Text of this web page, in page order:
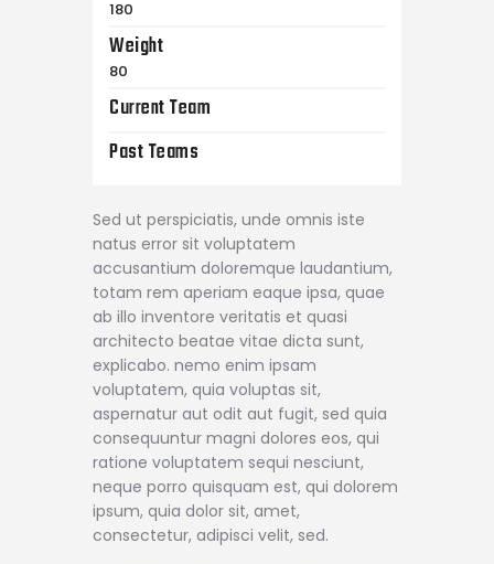
180
Weight
80
Current Team
Past Teams
Sed ut perspiciatis, unde omnis iste
natus error sit voluptatem
accusantium doloremque laudantium,
totam rem aperiam eaque ipsa, quae
ab illo inventore veritatis et quasi
architecto beatae vitae dicta sunt,
explicabo. nemo enim ipsam
voluptatem, quia voluptas sit,
aspernatur aut odit aut fugit, sed quia
consequuntur magni dolores eos, qui
ratione voluptatem sequi nesciunt,
neque porro quisquam est, qui dolorem
ipsum, quia dolor sit, amet,
consectetur, adipisci velit, sed.